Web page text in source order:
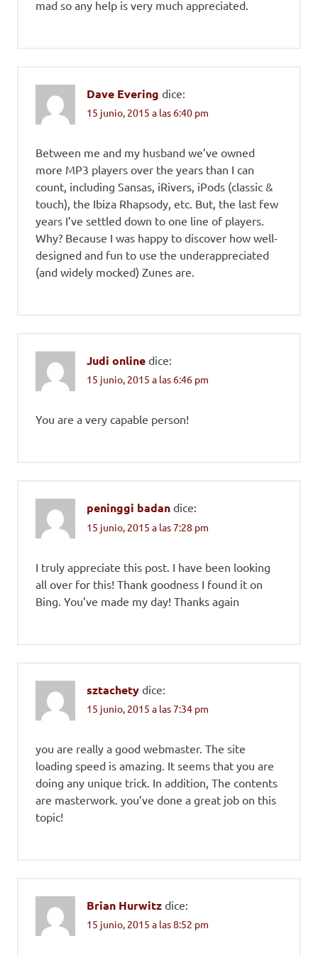
mad so any help is very much appreciated.
Dave Evering dice:
15 junio, 2015 a las 6:40 pm
Between me and my husband we’ve owned
more MP3 players over the years than I can
count, including Sansas, iRivers, iPods (classic &
touch), the Ibiza Rhapsody, etc. But, the last few
years I’ve settled down to one line of players.
Why? Because I was happy to discover how well-
designed and fun to use the underappreciated
(and widely mocked) Zunes are.
Judi online dice:
15 junio, 2015 a las 6:46 pm
You are a very capable person!
peninggi badan dice:
15 junio, 2015 a las 7:28 pm
I truly appreciate this post. I have been looking
all over for this! Thank goodness I found it on
Bing. You’ve made my day! Thanks again
sztachety dice:
15 junio, 2015 a las 7:34 pm
you are really a good webmaster. The site
loading speed is amazing. It seems that you are
doing any unique trick. In addition, The contents
are masterwork. you’ve done a great job on this
topic!
Brian Hurwitz dice:
15 junio, 2015 a las 8:52 pm